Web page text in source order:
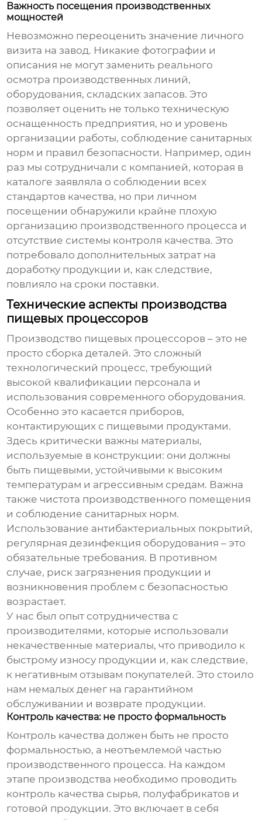
Важность посещения производственных
мощностей
Невозможно переоценить значение личного
визита на завод. Никакие фотографии и
описания не могут заменить реального
осмотра производственных линий,
оборудования, складских запасов. Это
позволяет оценить не только техническую
оснащенность предприятия, но и уровень
организации работы, соблюдение санитарных
норм и правил безопасности. Например, один
раз мы сотрудничали с компанией, которая в
каталоге заявляла о соблюдении всех
стандартов качества, но при личном
посещении обнаружили крайне плохую
организацию производственного процесса и
отсутствие системы контроля качества. Это
потребовало дополнительных затрат на
доработку продукции и, как следствие,
повлияло на сроки поставки.
Технические аспекты производства
пищевых процессоров
Производство пищевых процессоров – это не
просто сборка деталей. Это сложный
технологический процесс, требующий
высокой квалификации персонала и
использования современного оборудования.
Особенно это касается приборов,
контактирующих с пищевыми продуктами.
Здесь критически важны материалы,
используемые в конструкции: они должны
быть пищевыми, устойчивыми к высоким
температурам и агрессивным средам. Важна
также чистота производственного помещения
и соблюдение санитарных норм.
Использование антибактериальных покрытий,
регулярная дезинфекция оборудования – это
обязательные требования. В противном
случае, риск загрязнения продукции и
возникновения проблем с безопасностью
возрастает.
У нас был опыт сотрудничества с
производителями, которые использовали
некачественные материалы, что приводило к
быстрому износу продукции и, как следствие,
к негативным отзывам покупателей. Это стоило
нам немалых денег на гарантийном
обслуживании и возврате продукции.
Контроль качества: не просто формальность
Контроль качества должен быть не просто
формальностью, а неотъемлемой частью
производственного процесса. На каждом
этапе производства необходимо проводить
контроль качества сырья, полуфабрикатов и
готовой продукции. Это включает в себя